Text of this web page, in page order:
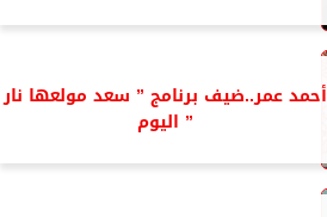
أحمد عمر..ضيف برنامج ” سعد مولعها نار
” اليوم